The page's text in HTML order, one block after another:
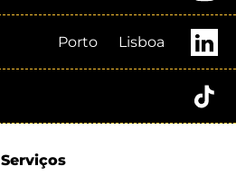
Porto Lisboa
Serviços